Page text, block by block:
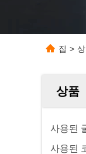
집 >
상품
사용된
사용된